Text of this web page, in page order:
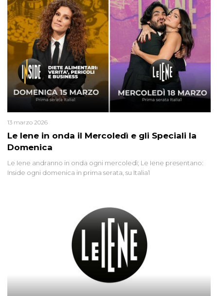
Le Iene in onda il Mercoledì e gli Speciali la
Domenica
13 marzo 2026
Le Iene andranno in onda ogni mercoledì; Le Iene presentano:
Inside ogni domenica in prima serata, su Italia1